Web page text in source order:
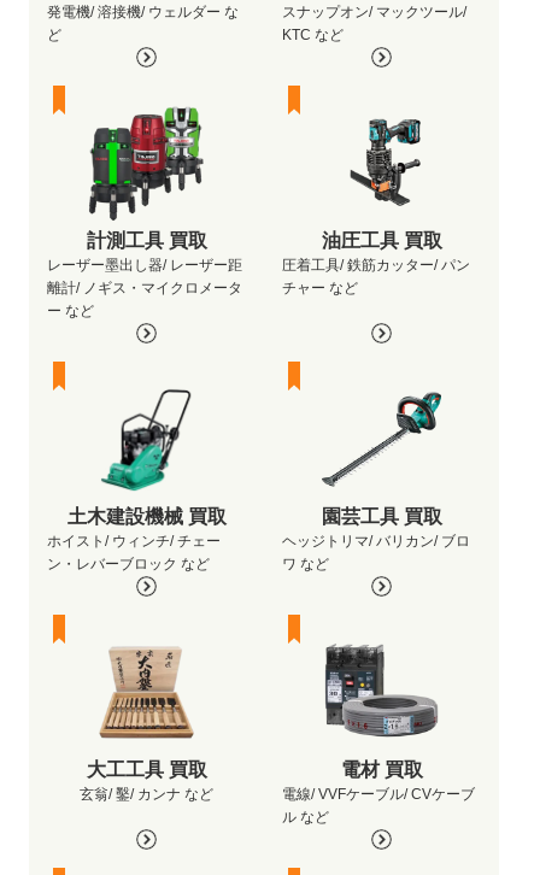
発電機/ 溶接機/ ウェルダー な
ど
スナップオン/ マックツール/
KTC など
計測工具 買取
レーザー墨出し器/ レーザー距
離計/ ノギス・マイクロメータ
ー など
油圧工具 買取
圧着工具/ 鉄筋カッター/ パン
チャー など
土木建設機械 買取
ホイスト/ ウィンチ/ チェー
ン・レバーブロック など
園芸工具 買取
ヘッジトリマ/ バリカン/ ブロ
ワ など
大工工具 買取
玄翁/ 鑿/ カンナ など
電材 買取
電線/ VVFケーブル/ CVケーブ
ル など